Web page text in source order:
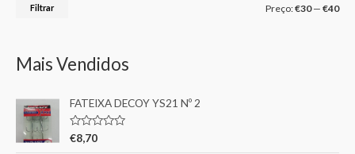
Filtrar Preço:€30— €40
Mais Vendidos
FATEIXA DECOY YS21 Nº 2
A
€8,70